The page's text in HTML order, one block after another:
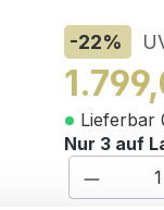
-22%
Lieferbar
Nur 3 auf